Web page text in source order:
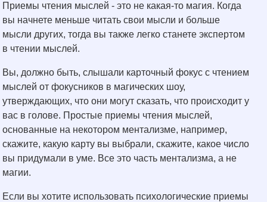
Приемы чтения мыслей - это не какая-то магия. Когда
вы начнете меньше читать свои мысли и больше
мысли других, тогда вы также легко станете экспертом
в чтении мыслей.
Вы, должно быть, слышали карточный фокус с чтением
мыслей от фокусников в магических шоу,
утверждающих, что они могут сказать, что происходит у
вас в голове. Простые приемы чтения мыслей,
основанные на некотором ментализме, например,
скажите, какую карту вы выбрали, скажите, какое число
вы придумали в уме. Все это часть ментализма, а не
магии.
Если вы хотите использовать психологические приемы